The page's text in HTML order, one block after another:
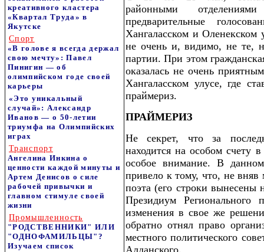
креативного кластера
«Квартал Труда» в
Якутске
Спорт
«В голове я всегда держал
свою мечту»: Павел
Пинигин — об
олимпийском годе своей
карьеры
«Это уникальный
случай»: Александр
Иванов — о 50-летии
триумфа на Олимпийских
играх
Транспорт
Ангелина Инкина о
ценности каждой минуты и
Артем Денисов о силе
рабочей привычки и
главном стимуле своей
жизни
Промышленность
"РОДСТВЕННИКИ" ИЛИ
"ОДНОФАМИЛЬЦЫ"?
Изучаем список
районными
предварительные
Хангаласском и Оленекском
не очень и, видимо, не те,
партии. При этом
оказалась не очень
Хангаласском улусе, где
праймериз.
ПРАЙМЕРИЗ
Не секрет, что за
находится на особом счету
особое внимание. В
привело к тому, что, не вняв
поэта (его строки вынесены
Президиум
изменения в свое же
обратно отнял право
местного политического
Алданского.